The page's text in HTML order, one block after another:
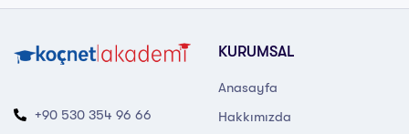
+90 530 354 96 66
KURUMSAL
Anasayfa
Hakkımızda